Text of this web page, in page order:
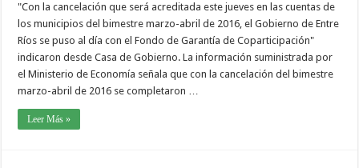
"Con la cancelación que será acreditada este jueves en las cuentas de
los municipios del bimestre marzo-abril de 2016, el Gobierno de Entre
Ríos se puso al día con el Fondo de Garantía de Coparticipación"
indicaron desde Casa de Gobierno. La información suministrada por
el Ministerio de Economía señala que con la cancelación del bimestre
marzo-abril de 2016 se completaron …
Leer Más »